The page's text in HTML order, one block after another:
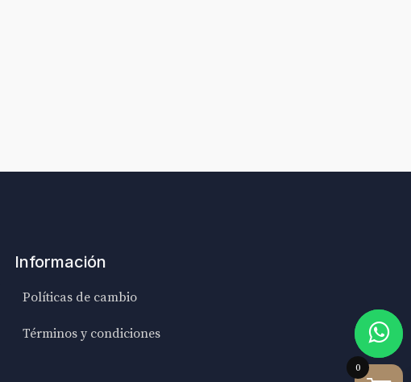
Información
Políticas de cambio
Términos y condiciones
0